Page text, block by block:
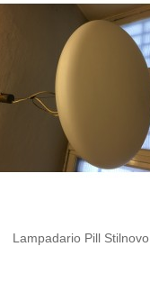
Lampadario Pill Stilnovo